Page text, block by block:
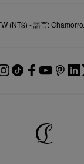
TW (NT$) - 語言: Chamorro